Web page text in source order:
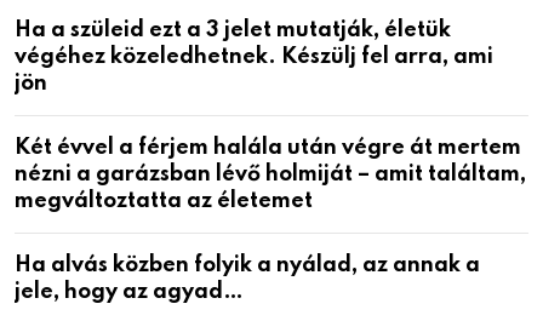
Ha a szüleid ezt a 3 jelet mutatják, életük
végéhez közeledhetnek. Készülj fel arra, ami
jön
Két évvel a férjem halála után végre át mertem
nézni a garázsban lévő holmiját – amit találtam,
megváltoztatta az életemet
Ha alvás közben folyik a nyálad, az annak a
jele, hogy az agyad…